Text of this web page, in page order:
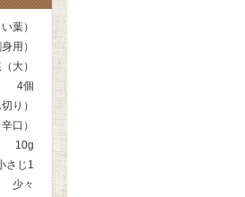
葉）
用）
大）
4個
り）
口）
10g
さじ1
少々